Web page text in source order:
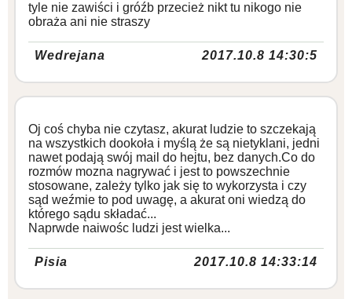
tyle nie zawiści i gróźb przecież nikt tu nikogo nie
obraża ani nie straszy
Wedrejana 2017.10.8 14:30:5
Oj coś chyba nie czytasz, akurat ludzie to szczekają
na wszystkich dookoła i myślą że są nietyklani, jedni
nawet podają swój mail do hejtu, bez danych.Co do
rozmów mozna nagrywać i jest to powszechnie
stosowane, zależy tylko jak się to wykorzysta i czy
sąd weźmie to pod uwagę, a akurat oni wiedzą do
którego sądu składać...
Naprwde naiwośc ludzi jest wielka...
Pisia 2017.10.8 14:33:14